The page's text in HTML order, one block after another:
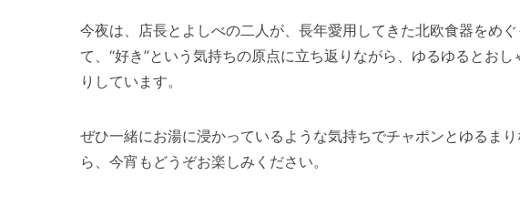
今夜は、店長とよしべの二人が、長年愛用してきた北欧食器をめ
て、“好き”という気持ちの原点に立ち返りながら、ゆるゆるとおし
りしています。
ぜひ一緒にお湯に浸かっているような気持ちでチャポンとゆるま
ら、今宵もどうぞお楽しみください。